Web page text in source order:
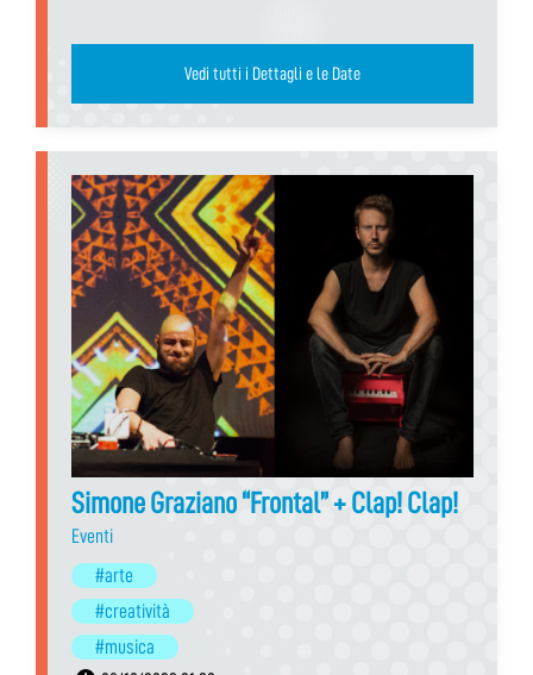
Vedi tutti i Dettagli e le Date
Simone Graziano “Frontal” + Clap! Clap!
Eventi
#arte
#creatività
#musica